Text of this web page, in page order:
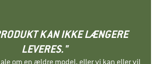
KAN IKKE LÆNGERE
LEVERES."
om en ældre model, eller vi kan eller vil